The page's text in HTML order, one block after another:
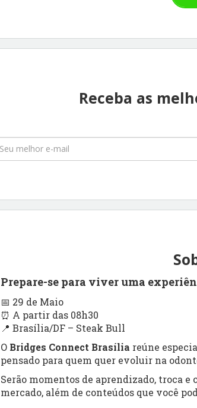
Receba as
Prepare-se para viver uma
📅 29 de Maio
⏰ A partir das 08h30
📍 Brasília/DF – Steak Bull
O Bridges Connect Brasília reúne
pensado para quem quer evoluir na
Serão momentos de aprendizado, troca
mercado, além de conteúdos que você